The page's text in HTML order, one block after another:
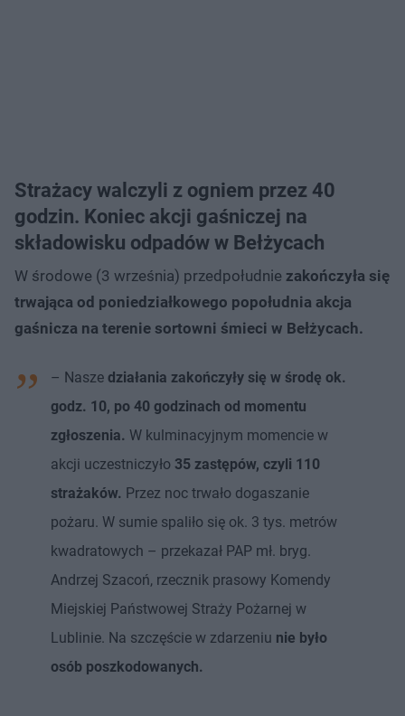
Strażacy walczyli z ogniem przez 40
godzin. Koniec akcji gaśniczej na
składowisku odpadów w Bełżycach
W środowe (3 września) przedpołudnie zakończyła się
trwająca od poniedziałkowego popołudnia akcja
gaśnicza na terenie sortowni śmieci w Bełżycach.
– Nasze działania zakończyły się w środę ok.
godz. 10, po 40 godzinach od momentu
zgłoszenia. W kulminacyjnym momencie w
akcji uczestniczyło 35 zastępów, czyli 110
strażaków. Przez noc trwało dogaszanie
pożaru. W sumie spaliło się ok. 3 tys. metrów
kwadratowych – przekazał PAP mł. bryg.
Andrzej Szacoń, rzecznik prasowy Komendy
Miejskiej Państwowej Straży Pożarnej w
Lublinie. Na szczęście w zdarzeniu nie było
osób poszkodowanych.